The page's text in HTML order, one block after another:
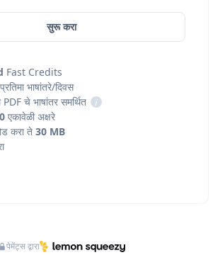
सुरू करा
Fast Credits
भाषांतरे/दिवस
चे भाषांतर समर्थित
i
एकावेळी अक्षरे
करा ते 30 MB
पेमेंट्स द्वारा